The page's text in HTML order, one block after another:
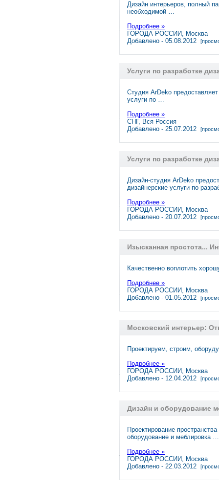
Дизайн интерьеров, полный
необходимой …
Подробнее »
ГОРОДА РОССИИ, Москва
Добавлено - 05.08.2012
Услуги по разработке
Cтудия ArDeko
услуги по …
Подробнее »
СНГ, Вся Россия
Добавлено - 25.07.2012
Услуги по разработке
Дизайн-студия ArDeko
дизайнерские услуги по
Подробнее »
ГОРОДА РОССИИ, Москва
Добавлено - 20.07.2012
Изысканная простота...
Качественно воплотить
Подробнее »
ГОРОДА РОССИИ, Москва
Добавлено - 01.05.2012
Московский интерьер:
Проектируем, строим,
Подробнее »
ГОРОДА РОССИИ, Москва
Добавлено - 12.04.2012
Дизайн и оборудование
Проектирование
оборудование и меблировка …
Подробнее »
ГОРОДА РОССИИ, Москва
Добавлено - 22.03.2012